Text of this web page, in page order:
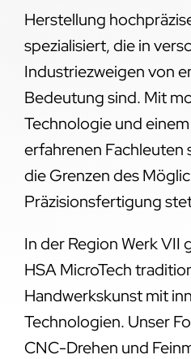
Herstellung
spezialisiert, die in
Industriezweigen von
Bedeutung sind. Mit
Technologie und
erfahrenen Fachleuten
die Grenzen des
Präzisionsfertigung
In der Region Werk VII
HSA MicroTech
Handwerkskunst mit
Technologien. Unser
CNC-Drehen und